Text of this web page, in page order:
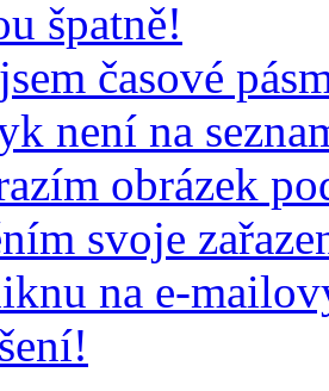
špatně!
časové
není na
obrázek
svoje
na e-